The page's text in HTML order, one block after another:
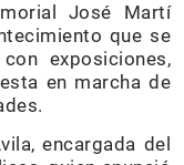
José Martí
que se
exposiciones,
en marcha de
encargada del